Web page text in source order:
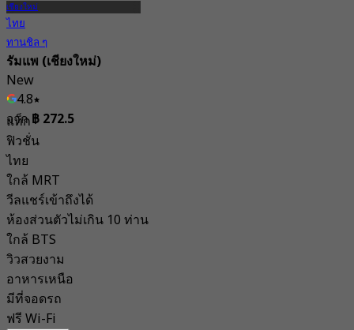
เชียงใหม่
ไทย
ทานชิล ๆ
รัมแพ (เชียงใหม่)
New
4.8
จาก฿ 272.5
แท็ก
ฟิวชั่น
ไทย
ใกล้ MRT
วีลแชร์เข้าถึงได้
ห้องส่วนตัวไม่เกิน 10 ท่าน
ใกล้ BTS
วิวสวยงาม
อาหารเหนือ
มีที่จอดรถ
ฟรี Wi-Fi